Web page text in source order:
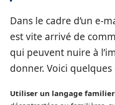
Dans le cadre d’un e-
est vite arrivé de
qui peuvent nuire à
donner. Voici
Utiliser un langage